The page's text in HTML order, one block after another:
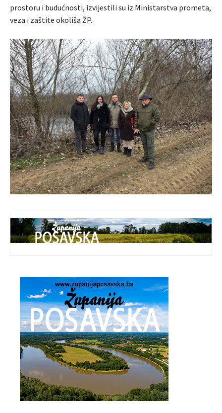
prostoru i budućnosti, izvijestili su iz Ministarstva prometa,
veza i zaštite okoliša ŽP.